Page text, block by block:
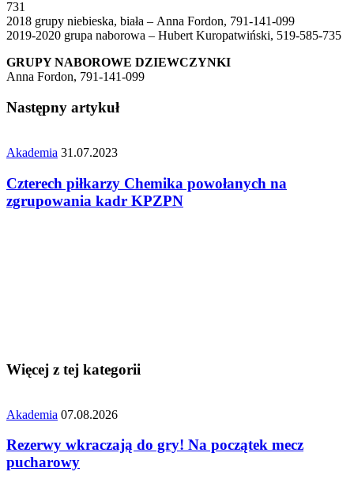
731
2018 grupy niebieska, biała – Anna Fordon, 791-141-099
2019-2020 grupa naborowa – Hubert Kuropatwiński, 519-585-735
GRUPY NABOROWE DZIEWCZYNKI
Anna Fordon, 791-141-099
Następny artykuł
Akademia 31.07.2023
Czterech piłkarzy Chemika powołanych na
zgrupowania kadr KPZPN
Więcej z tej kategorii
Akademia 07.08.2026
Rezerwy wkraczają do gry! Na początek mecz
pucharowy